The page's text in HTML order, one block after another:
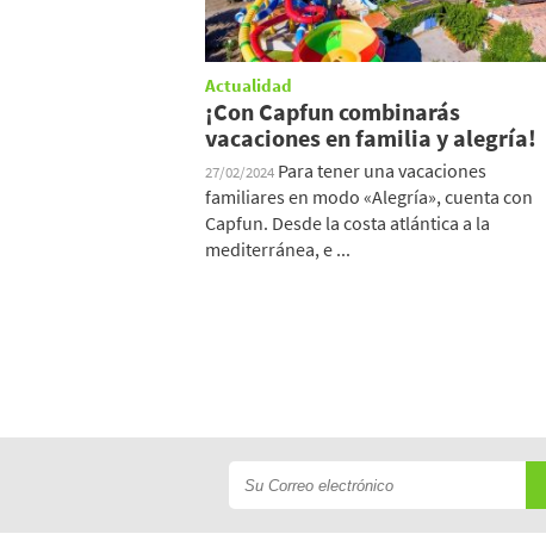
Actualidad
¡Con Capfun combinarás
vacaciones en familia y alegría!
27/02/2024 Para tener una vacaciones
familiares en modo «Alegría», cuenta con
Capfun. Desde la costa atlántica a la
mediterránea, e ...